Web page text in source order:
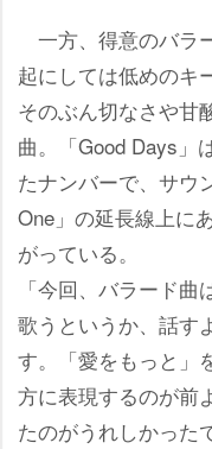
一方、得意のバラ
起にしては低めのキ
そのぶん切なさや甘
曲。「Good Days」
たナンバーで、サウ
One」の延長線上に
がっている。
「今回、バラード
歌うというか、話す
す。「愛をもっと」
方に表現するのが前
たのがうれしかった